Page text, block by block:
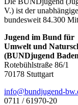
V.) ist der
bundesweit 84.300
Jugend im Bund für
Umwelt und
(BUNDjugend
Rotebühlstraße 86/1
70178 Stuttgart
ed.wb-
0711 / 61970-20